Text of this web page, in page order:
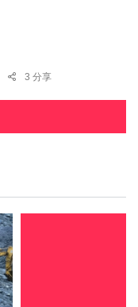
3 分享